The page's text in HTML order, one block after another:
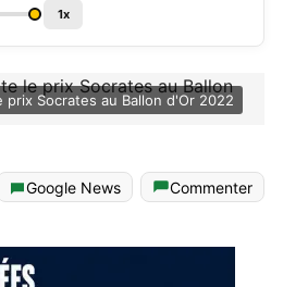
1x
prix Socrates au Ballon d'Or 2022
Google News
Commenter